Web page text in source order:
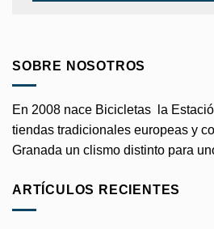
SOBRE NOSOTROS
En 2008 nace Bicicletas la
tiendas tradicionales europeas y
Granada un clismo distinto para
ARTÍCULOS RECIENTES